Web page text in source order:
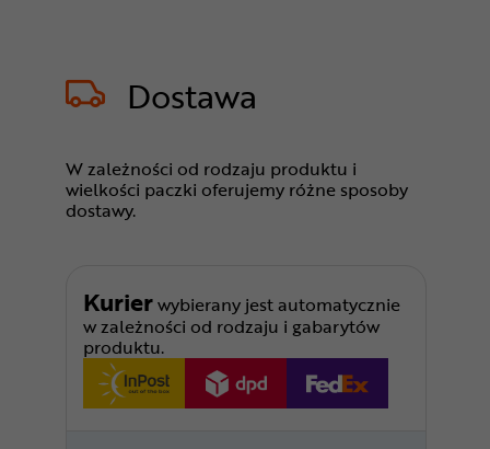
Dostawa
W zależności od rodzaju produktu i
wielkości paczki oferujemy różne sposoby
dostawy.
Kurierwybierany jest automatycznie
w zależności od rodzaju i gabarytów
produktu.